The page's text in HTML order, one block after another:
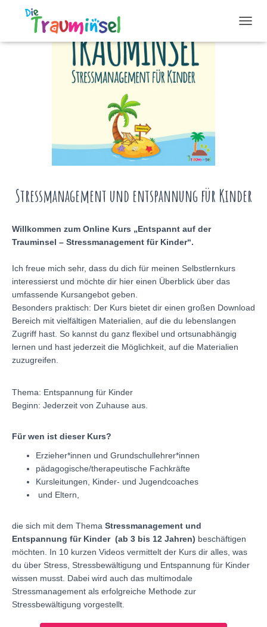
A
A
Stressmanagement und entspannung für Kinder
Willkommen zum Online Kurs „Entspannt auf der
Trauminsel – Stressmanagement für Kinder“.
Ich freue mich sehr, dass du dich für meinen Selbstlernkurs
interessierst und möchte dir hier einen Überblick über das
umfassende Kursangebot geben.
Besonders praktisch: Der Kurs bietet dir einen großen Download
Bereich mit vielfältigen Materialien, auf die du lebenslangen
Zugriff hast. So kannst du ganz flexibel und ortsunabhängig
lernen und hast jederzeit die Möglichkeit, auf die Materialien
zuzugreifen.
Thema: Entspannung für Kinder
Beginn: Jederzeit von Zuhause aus.
Für wen ist dieser Kurs?
Erzieher*innen und Grundschullehrer*innen
pädagogische/therapeutische Fachkräfte
Kursleitungen, Kinder- und Jugendcoaches
und Eltern,
die sich mit dem Thema Stressmanagement und
Entspannung für Kinder (ab 3 bis 12 Jahren) beschäftigen
möchten. In 10 kurzen Videos vermittelt der Kurs dir alles, was
du über Stress, Stressbewältigung und Entspannung für Kinder
wissen musst. Dabei wird auch das multimodale
Stressmanagement als erfolgreiche Methode zur
Stressbewältigung vorgestellt.